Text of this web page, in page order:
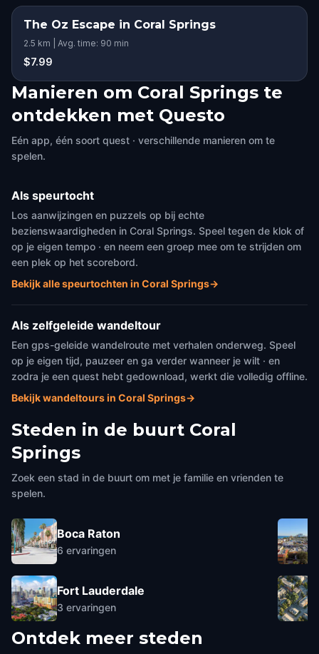
The Oz Escape in Coral Springs
2.5 km | Avg. time: 90 min
$7.99
Manieren om Coral Springs te
ontdekken met Questo
Eén app, één soort quest · verschillende manieren om te
spelen.
Als speurtocht
Los aanwijzingen en puzzels op bij echte
bezienswaardigheden in Coral Springs. Speel tegen de klok of
op je eigen tempo · en neem een groep mee om te strijden om
een plek op het scorebord.
Bekijk alle speurtochten in Coral Springs→
Als zelfgeleide wandeltour
Een gps-geleide wandelroute met verhalen onderweg. Speel
op je eigen tijd, pauzeer en ga verder wanneer je wilt · en
zodra je een quest hebt gedownload, werkt die volledig offline.
Bekijk wandeltours in Coral Springs→
Steden in de buurt Coral
Springs
Zoek een stad in de buurt om met je familie en vrienden te
spelen.
Boca Raton
6 ervaringen
Fort Lauderdale
3 ervaringen
Ontdek meer steden